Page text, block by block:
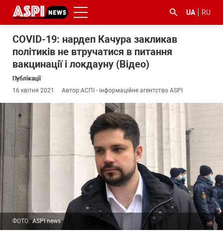
UA RU
COVID-19: нардеп Качура закликав
політиків не втручатися в питання
вакцинації і локдауну (Відео)
Публікації
16 квітня 2021
Автор:АСПІ - інформаційне агентство ASPI
ФОТО: ASPI news
#ООС #ДФС #Київ #коронавірус